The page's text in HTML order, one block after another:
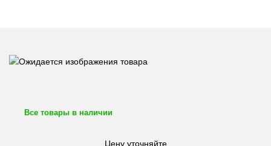
Все товары в наличии
Цену уточняйте